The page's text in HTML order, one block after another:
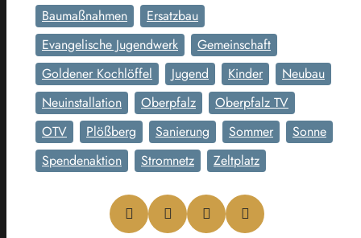
Baumaßnahmen
Ersatzbau
Evangelische Jugendwerk
Gemeinschaft
Goldener Kochlöffel
Jugend Kinder
Neubau
Neuinstallation
Oberpfalz
Oberpfalz TV
OTV
Plößberg Sanierung Sommer
Sonne
Spendenaktion
Stromnetz Zeltplatz